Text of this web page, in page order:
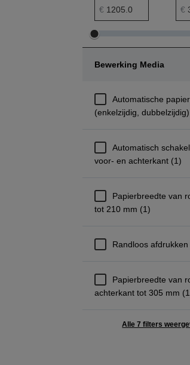
prijs minimumbereik
€ €
Minimumbereik
aanpassen
Maximumbereik
aanpassen
Bewerking Media
Automatische
(enkelzijdig,
Automatisch
voor- en achterkant (1)
Papierbreedte van
tot 210 mm (1)
Randloos afdrukken
Papierbreedte van
achterkant tot 305 mm
Alle 7 filters